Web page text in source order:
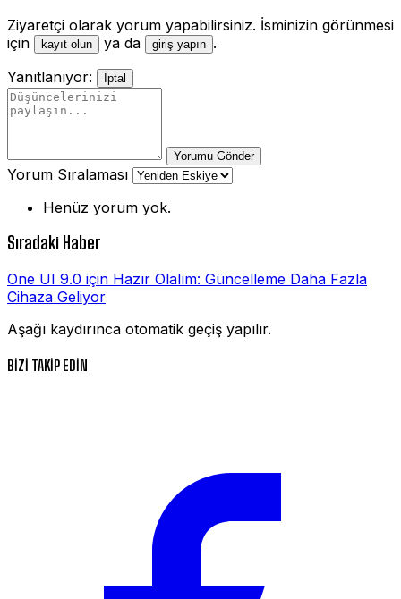
Ziyaretçi olarak yorum yapabilirsiniz. İsminizin görünmesi
için
kayıt olun ya da giriş yapın .
Yanıtlanıyor:
İptal
Yorumu Gönder
Yorum Sıralaması
Henüz yorum yok.
Sıradaki Haber
One UI 9.0 için Hazır Olalım: Güncelleme Daha Fazla
Cihaza Geliyor
Aşağı kaydırınca otomatik geçiş yapılır.
BİZİ TAKİP EDİN